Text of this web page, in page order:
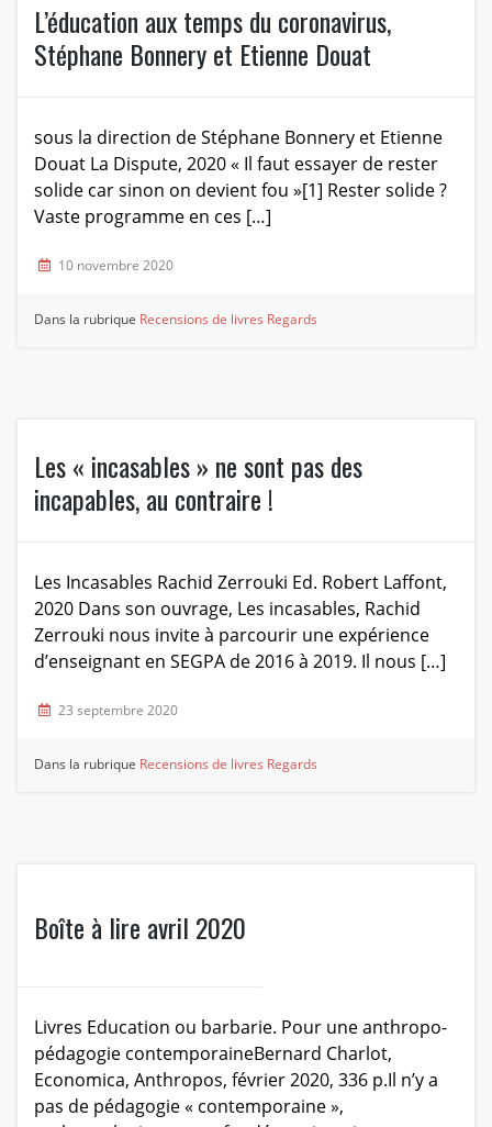
L’éducation aux temps du coronavirus,
Stéphane Bonnery et Etienne Douat
sous la direction de Stéphane Bonnery et Etienne
Douat La Dispute, 2020 « Il faut essayer de rester
solide car sinon on devient fou »[1] Rester solide ?
Vaste programme en ces […]
10 novembre 2020
Dans la rubrique Recensions de livres Regards
Les « incasables » ne sont pas des
incapables, au contraire !
Les Incasables Rachid Zerrouki Ed. Robert Laffont,
2020 Dans son ouvrage, Les incasables, Rachid
Zerrouki nous invite à parcourir une expérience
d’enseignant en SEGPA de 2016 à 2019. Il nous […]
23 septembre 2020
Dans la rubrique Recensions de livres Regards
Boîte à lire avril 2020
Livres Education ou barbarie. Pour une anthropo-
pédagogie contemporaineBernard Charlot,
Economica, Anthropos, février 2020, 336 p.Il n’y a
pas de pédagogie « contemporaine »,